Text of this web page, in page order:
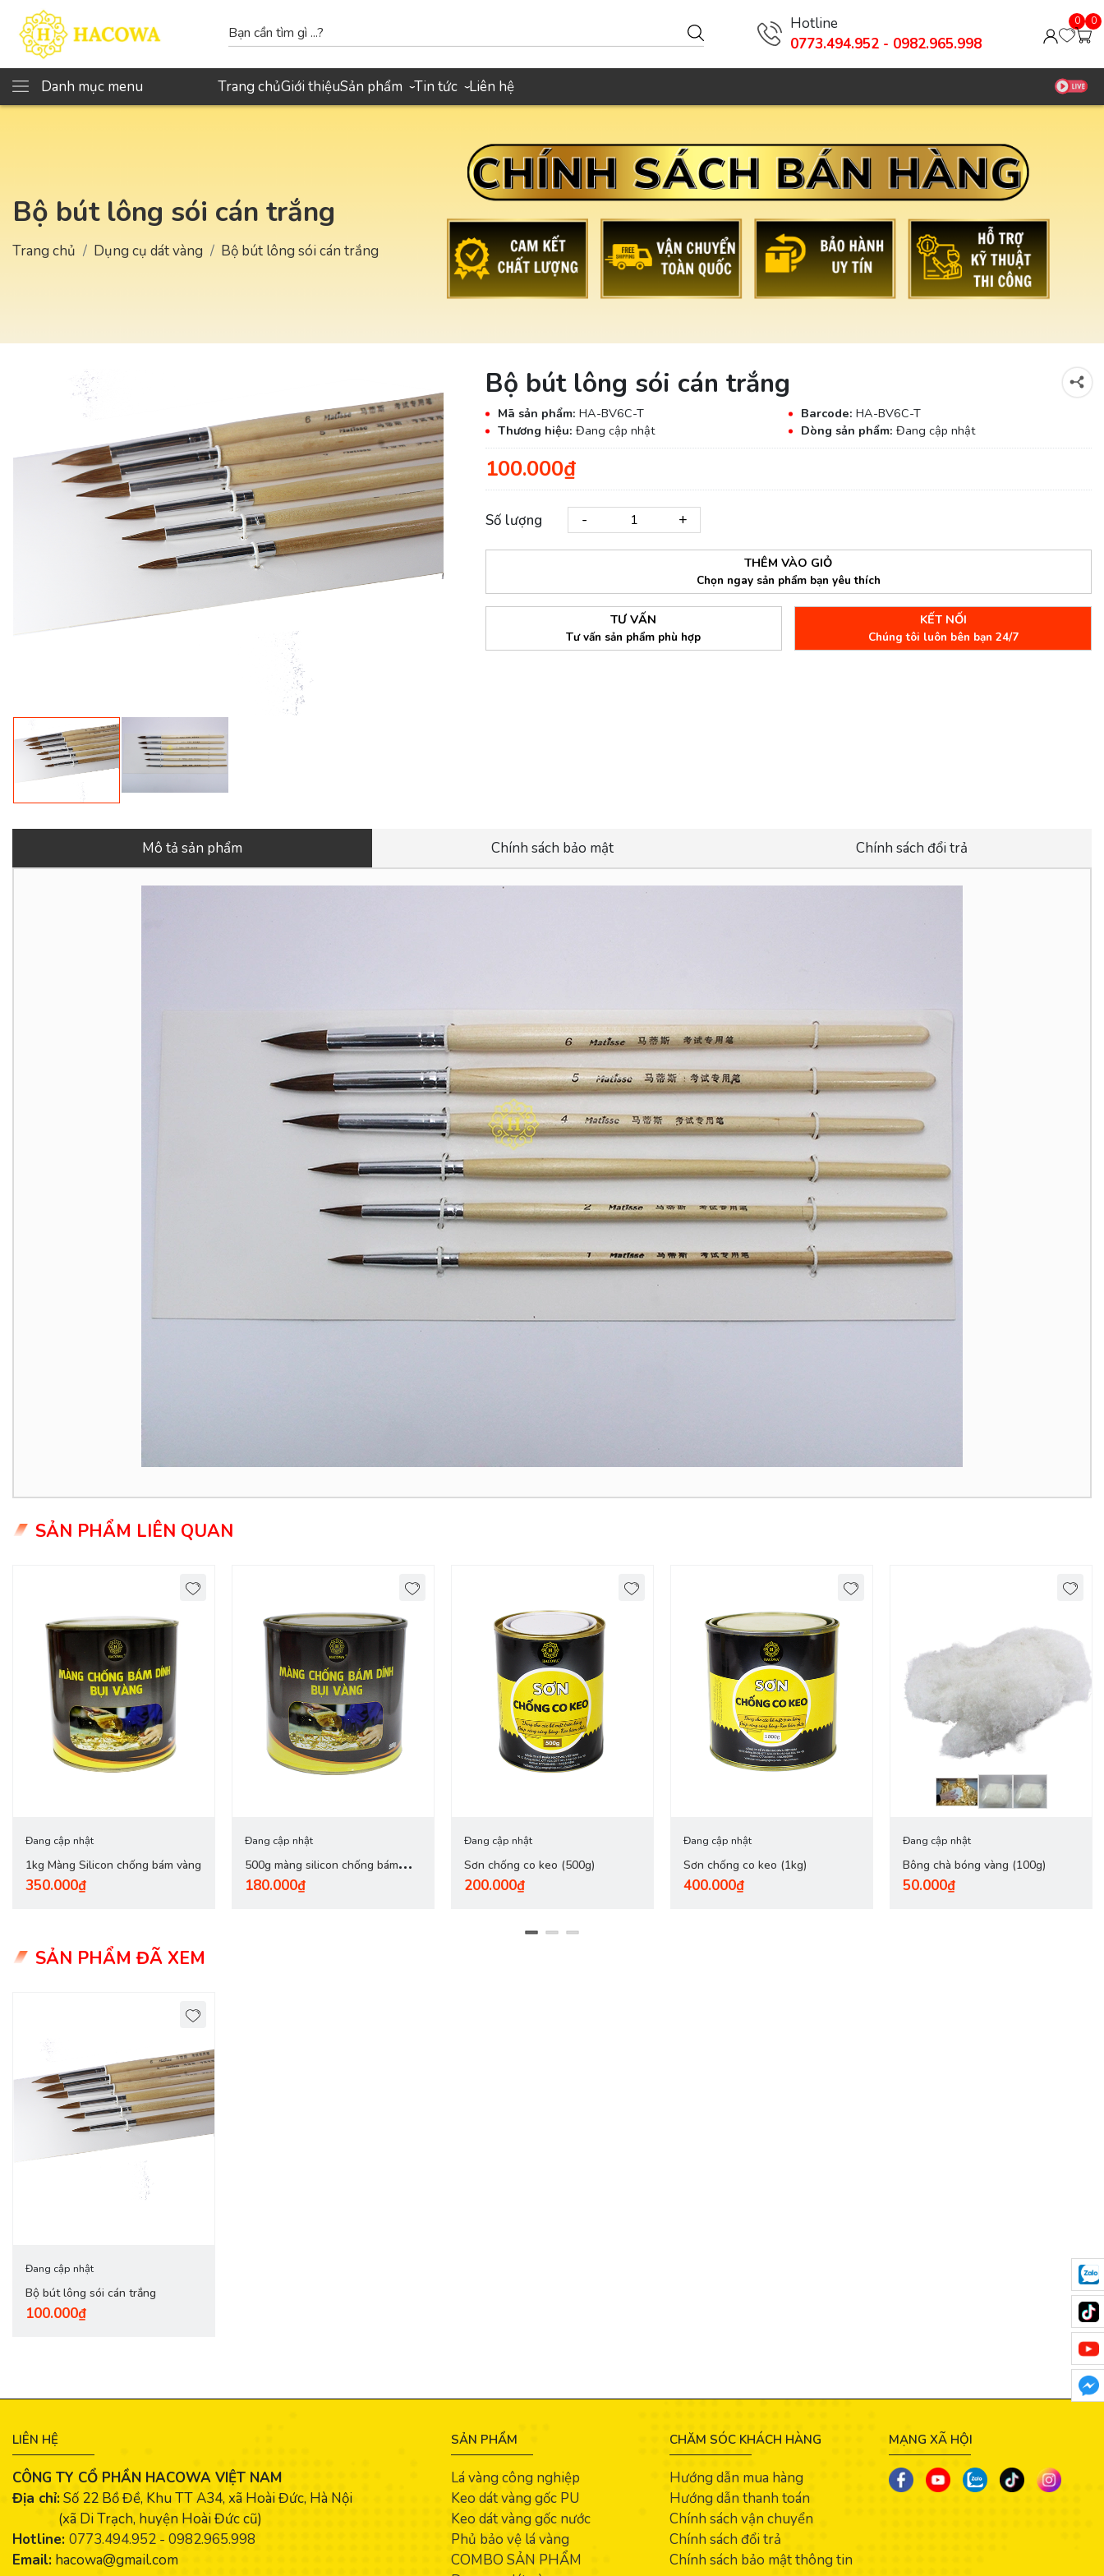
Hotline
0773.494.952 - 0982.965.998
0 0
Danh mục menu Trang chủGiới thiệuSản phẩm ›Tin tức ›Liên hệ
Bộ bút lông sói cán trắng
Trang chủ Dụng cụ dát vàng Bộ bút lông sói cán trắng
Bộ bút lông sói cán trắng
Mã sản phẩm: HA-BV6C-T Barcode: HA-BV6C-T
Thương hiệu: Đang cập nhật Dòng sản phẩm: Đang cập nhật
100.000₫
Số lượng - +
THÊM VÀO GIỎ
Chọn ngay sản phẩm bạn yêu thích
TƯ VẤN
Tư vấn sản phẩm phù hợp
KẾT NỐI
Chúng tôi luôn bên bạn 24/7
Mô tả sản phẩm Chính sách bảo mật Chính sách đổi trả
SẢN PHẨM LIÊN QUAN
Đang cập nhật
1kg Màng Silicon chống bám vàng
350.000₫
Đang cập nhật
500g màng silicon chống bám
dính vàng
180.000₫
Đang cập nhật
Sơn chống co keo (500g)
200.000₫
Đang cập nhật
Sơn chống co keo (1kg)
400.000₫
Đang cập nhật
Bông chà bóng vàng (100g)
50.000₫
SẢN PHẨM ĐÃ XEM
Đang cập nhật
Bộ bút lông sói cán trắng
100.000₫
LIÊN HỆ
CÔNG TY CỔ PHẦN HACOWA VIỆT NAM
Địa chỉ:Số 22 Bồ Đề, Khu TT A34, xã Hoài Đức, Hà Nội
(xã Di Trạch, huyện Hoài Đức cũ)
Hotline: 0773.494.952 - 0982.965.998
Email: hacowa@gmail.com
SẢN PHẨM
Lá vàng công nghiệp
Keo dát vàng gốc PU
Keo dát vàng gốc nước
Phủ bảo vệ lá vàng
COMBO SẢN PHẨM
CHĂM SÓC KHÁCH HÀNG
Hướng dẫn mua hàng
Hướng dẫn thanh toán
Chính sách vận chuyển
Chính sách đổi trả
Chính sách bảo mật thông tin
MẠNG XÃ HỘI